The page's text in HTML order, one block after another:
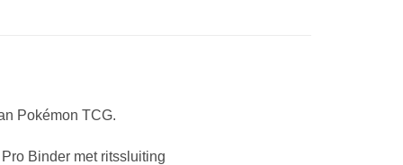
Pokémon TCG.
Binder met ritssluiting